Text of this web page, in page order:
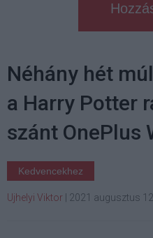
Néhány hét
a Harry Potter
szánt OnePlus
Kedvencekhez
Ujhelyi Viktor 2021 augusztus